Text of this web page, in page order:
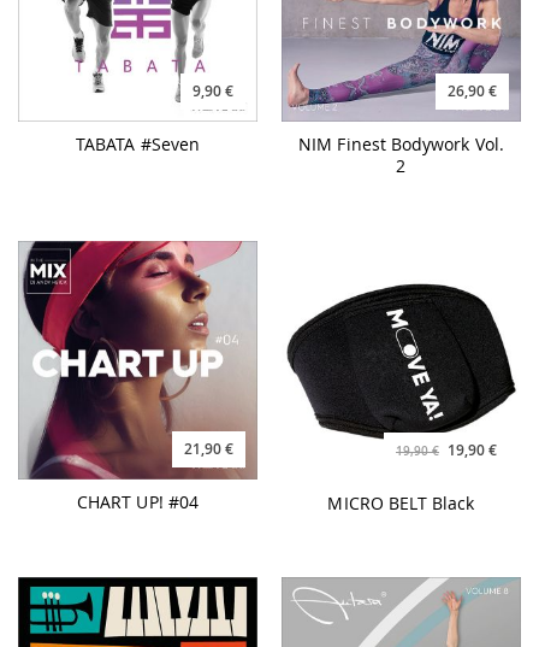
9,90 €
TABATA #Seven
26,90 €
NIM Finest Bodywork Vol.
2
21,90 €
CHART UP! #04
19,90 €
Special
19,90 €
MICRO BELT Black